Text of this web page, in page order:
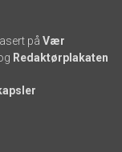
på Vær
Redaktørplakaten